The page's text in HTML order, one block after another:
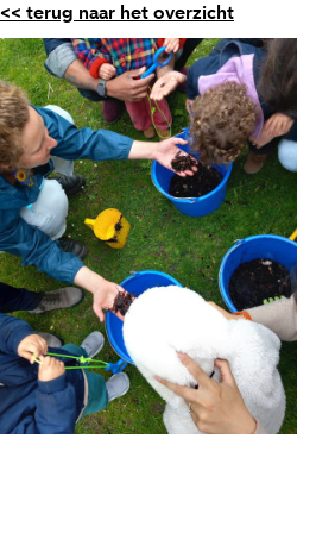
<< terug naar het overzicht